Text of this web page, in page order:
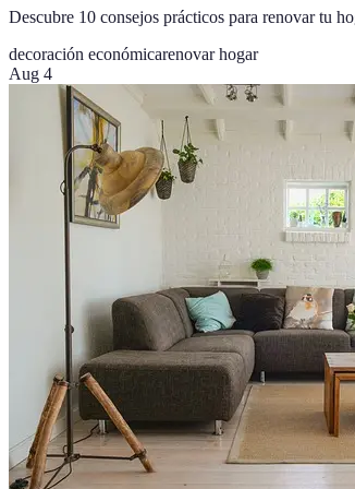
Descubre 10 consejos prácticos para renovar tu
decoración económicarenovar hogar
Aug 4